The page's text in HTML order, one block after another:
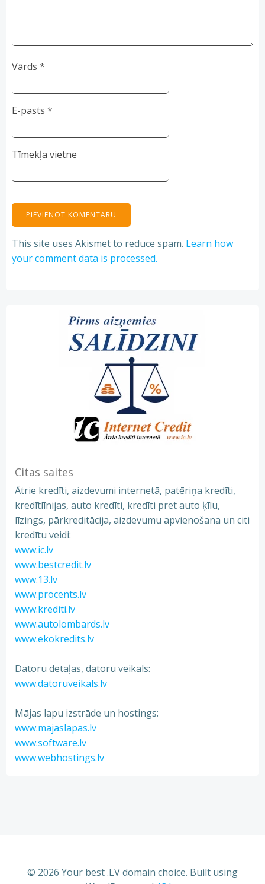
Vārds *
E-pasts *
Tīmekļa vietne
This site uses Akismet to reduce spam. Learn how
your comment data is processed.
Citas saites
Ātrie kredīti, aizdevumi internetā, patēriņa kredīti,
kredītlīnijas, auto kredīti, kredīti pret auto ķīlu,
līzings, pārkreditācija, aizdevumu apvienošana un citi
kredītu veidi:
www.ic.lv
www.bestcredit.lv
www.13.lv
www.procents.lv
www.krediti.lv
www.autolombards.lv
www.ekokredits.lv
Datoru detaļas, datoru veikals:
www.datoruveikals.lv
Mājas lapu izstrāde un hostings:
www.majaslapas.lv
www.software.lv
www.webhostings.lv
© 2026 Your best .LV domain choice. Built using